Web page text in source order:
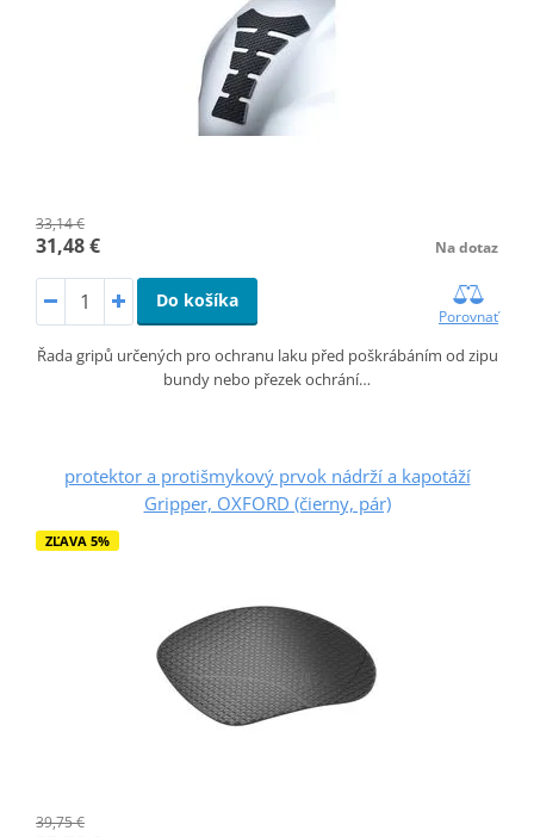
33,14 €
31,48 € Na dotaz
Do košíka
Porovnať
Řada gripů určených pro ochranu laku před poškrábáním od zipu
bundy nebo přezek ochrání…
protektor a protišmykový prvok nádrží a kapotáží
Gripper, OXFORD (čierny, pár)
ZĽAVA 5%
39,75 €